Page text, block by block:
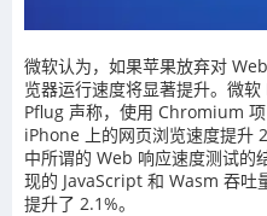
微软认为，如果苹果放弃对
览器运行速度将显著提升。微
Pflug 声称，使用 Chromium
iPhone 上的网页浏览速度提升
中所谓的 Web 响应速度测试的
现的 JavaScript 和 Wasm 吞吐
提升了 2.1%。